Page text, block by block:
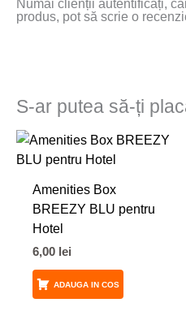
produs, pot să scrie o
S-ar putea să-ți
Amenities Box
BREEZY BLU pentru
Hotel
6,00 lei
ADAUGA IN COS